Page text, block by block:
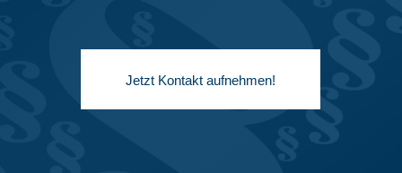
Jetzt Kontakt aufnehmen!